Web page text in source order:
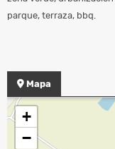
parque, terraza, bbq.
Mapa
+
−